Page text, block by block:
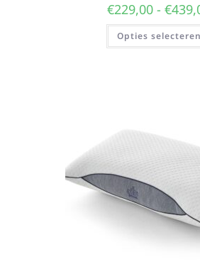
€229,00 - €
Opties selecteren